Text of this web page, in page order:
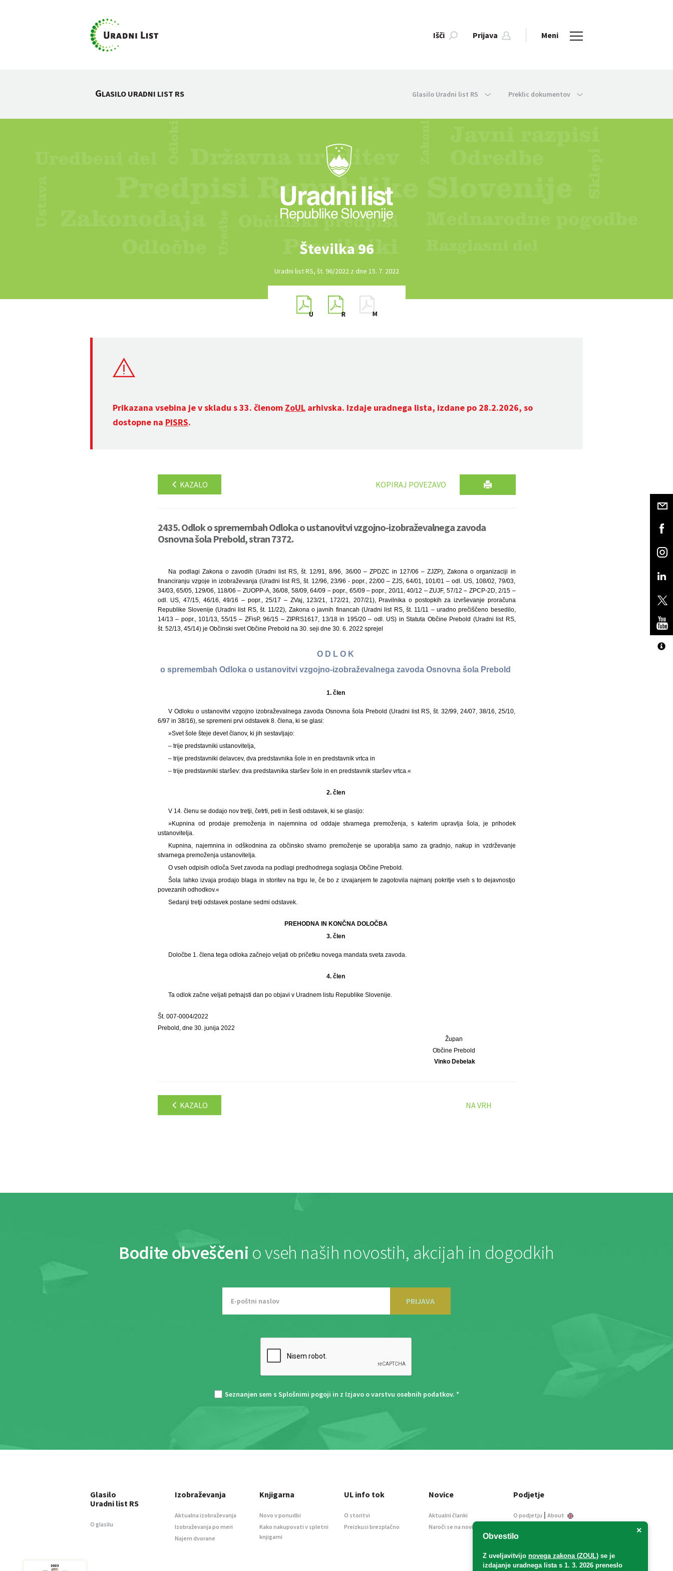
Išči Prijava Meni
GLASILO URADNI LIST RS Glasilo Uradni list RS Preklic dokumentov
Številka 96
Uradni list RS, št. 96/2022 z dne 15. 7. 2022
Prikazana vsebina je v skladu s 33. členom ZoUL arhivska. Izdaje uradnega lista, izdane po 28.2.2026, so
dostopne na PISRS.
KAZALO KOPIRAJ POVEZAVO
2435. Odlok o spremembah Odloka o ustanovitvi vzgojno-izobraževalnega zavoda
Osnovna šola Prebold, stran 7372.
Na podlagi Zakona o zavodih (Uradni list RS, št. 12/91, 8/96, 36/00 – ZPDZC in 127/06 – ZJZP), Zakona o organizaciji in
financiranju vzgoje in izobraževanja (Uradni list RS, št. 12/96, 23/96 - popr., 22/00 – ZJS, 64/01, 101/01 – odl. US, 108/02, 79/03,
34/03, 65/05, 129/06, 118/06 – ZUOPP-A, 36/08, 58/09, 64/09 – popr., 65/09 – popr., 20/11, 40/12 – ZUJF, 57/12 – ZPCP-2D, 2/15 –
odl. US, 47/15, 46/16, 49/16 – popr., 25/17 – ZVaj, 123/21, 172/21, 207/21), Pravilnika o postopkih za izvrševanje proračuna
Republike Slovenije (Uradni list RS, št. 11/22), Zakona o javnih financah (Uradni list RS, št. 11/11 – uradno prečiščeno besedilo,
14/13 – popr., 101/13, 55/15 – ZFisP, 96/15 – ZIPRS1617, 13/18 in 195/20 – odl. US) in Statuta Občine Prebold (Uradni list RS,
št. 52/13, 45/14) je Občinski svet Občine Prebold na 30. seji dne 30. 6. 2022 sprejel
O D L O K
o spremembah Odloka o ustanovitvi vzgojno-izobraževalnega zavoda Osnovna šola Prebold
1. člen
V Odloku o ustanovitvi vzgojno izobraževalnega zavoda Osnovna šola Prebold (Uradni list RS, št. 32/99, 24/07, 38/16, 25/10,
6/97 in 38/16), se spremeni prvi odstavek 8. člena, ki se glasi:
»Svet šole šteje devet članov, ki jih sestavljajo:
– trije predstavniki ustanovitelja,
– trije predstavniki delavcev, dva predstavnika šole in en predstavnik vrtca in
– trije predstavniki staršev: dva predstavnika staršev šole in en predstavnik staršev vrtca.«
2. člen
V 14. členu se dodajo nov tretji, četrti, peti in šesti odstavek, ki se glasijo:
»Kupnina od prodaje premoženja in najemnina od oddaje stvarnega premoženja, s katerim upravlja šola, je prihodek
ustanovitelja.
Kupnina, najemnina in odškodnina za občinsko stvarno premoženje se uporablja samo za gradnjo, nakup in vzdrževanje
stvarnega premoženja ustanovitelja.
O vseh odpisih odloča Svet zavoda na podlagi predhodnega soglasja Občine Prebold.
Šola lahko izvaja prodajo blaga in storitev na trgu le, če bo z izvajanjem te zagotovila najmanj pokritje vseh s to dejavnostjo
povezanih odhodkov.«
Sedanji tretji odstavek postane sedmi odstavek.
PREHODNA IN KONČNA DOLOČBA
3. člen
Določbe 1. člena tega odloka začnejo veljati ob pričetku novega mandata sveta zavoda.
4. člen
Ta odlok začne veljati petnajsti dan po objavi v Uradnem listu Republike Slovenije.
Št. 007-0004/2022
Prebold, dne 30. junija 2022
Župan
Občine Prebold
Vinko Debelak
KAZALO NA VRH
Bodite obveščeni o vseh naših novostih, akcijah in dogodkih
PRIJAVA
Seznanjen sem s Splošnimi pogoji in z Izjavo o varstvu osebnih podatkov. *
×
Obvestilo
Z uveljavitvijo novega zakona (ZOUL) se je
izdajanje uradnega lista s 1. 3. 2026 preneslo
Glasilo
Uradni list RS
O glasilu
Izobraževanja
Aktualna izobraževanja
Izobraževanja po meri
Najem dvorane
Knjigarna
Novo v ponudbi
Kako nakupovati v spletni
knjigarni
UL info tok
O storitvi
Preizkusi brezplačno
Novice
Aktualni članki
Naroči se na novice
Podjetje
O podjetju | About
Informacije javnega
Oglaševanje